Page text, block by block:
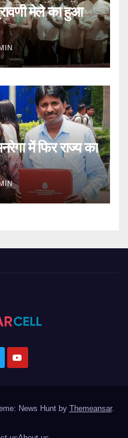
मेले का हुआ
में फिर राज्य का
News Hunt by Themeansar.